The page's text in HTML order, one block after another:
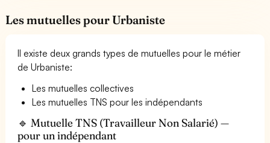
Les mutuelles pour Urbaniste
Il existe deux grands types de mutuelles pour le métier
de Urbaniste:
Les mutuelles collectives
Les mutuelles TNS pour les indépendants
🔹 Mutuelle TNS (Travailleur Non Salarié) —
pour un indépendant